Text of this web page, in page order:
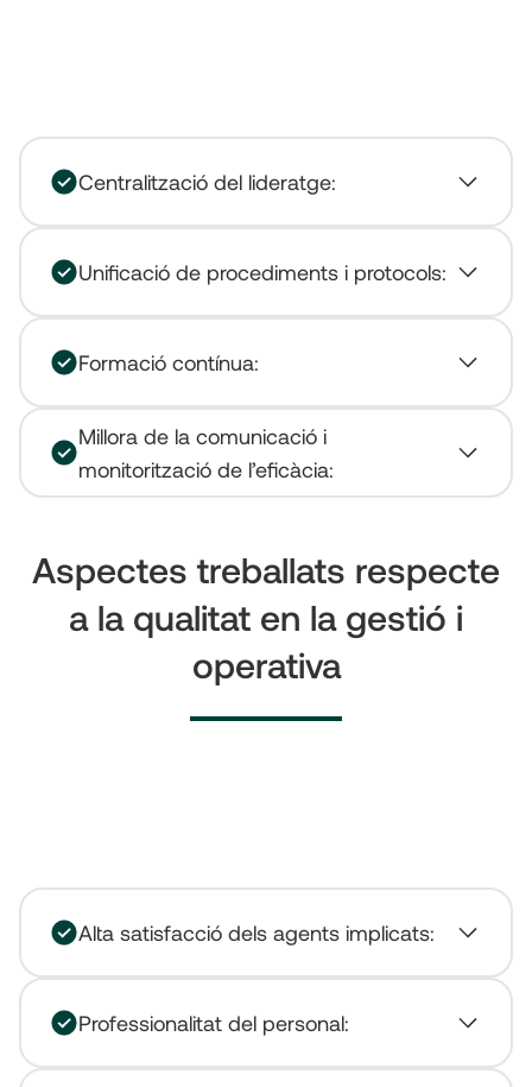
Centralització del lideratge:
Unificació de procediments i protocols:
Formació contínua:
Millora de la comunicació i
monitorització de l’eficàcia:
Aspectes treballats respecte
a la qualitat en la gestió i
operativa
Alta satisfacció dels agents implicats:
Professionalitat del personal: